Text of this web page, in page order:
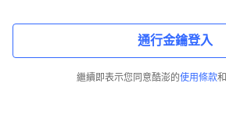
通行金鑰登入
繼續即表示您同意酷澎的使用條款和